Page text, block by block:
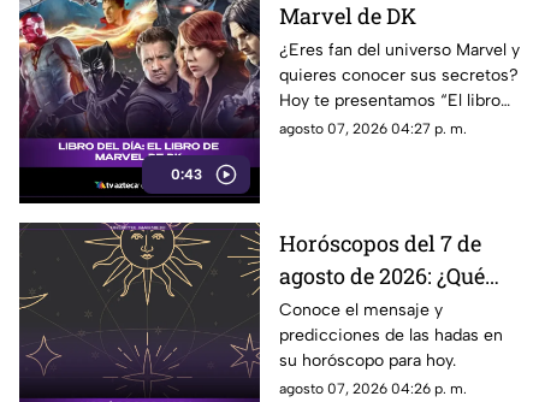
0:43
Marvel de DK
¿Eres fan del universo Marvel y
quieres conocer sus secretos?
Hoy te presentamos “El libro
de Marvel de DK”, una guía
agosto 07, 2026 04:27 p. m.
Horóscopos del 7 de
agosto de 2026: ¿Qué
revelan las hadas hoy?
Conoce el mensaje y
predicciones de las hadas en
su horóscopo para hoy.
agosto 07, 2026 04:26 p. m.